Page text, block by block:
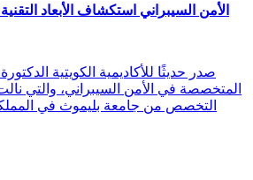
الأمن السيبراني استكشاف الأبعاد
المتخصصة في الأمن السيبراني، والتي
التخصص من جامعة بليموث في